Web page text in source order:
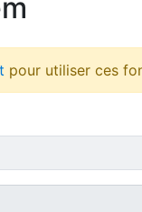
pour utiliser ces